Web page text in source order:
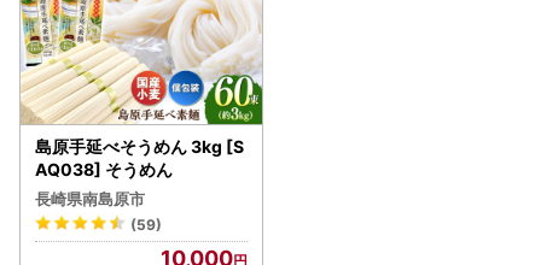
島原手延べそうめん 3kg [S
AQ038] そうめん
長崎県南島原市
(59)
10,000